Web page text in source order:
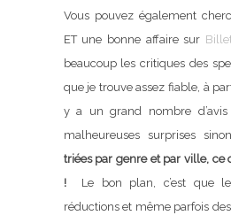
Vous pouvez également
ET une bonne affaire sur
beaucoup les critiques des
que je trouve assez fiable, à
y a un grand nombre
malheureuses surprises
triées par genre et par ville, ce
!Le bon plan, c’est que le
réductions et même parfois